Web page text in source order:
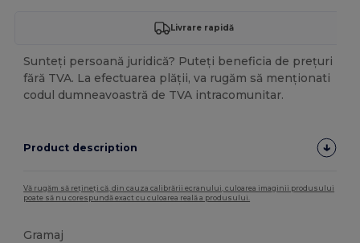
Livrare rapidă
Sunteți persoană juridică? Puteți beneficia de prețuri
fără TVA. La efectuarea plății, va rugăm să menționati
codul dumneavoastră de TVA intracomunitar.
Product description
Vă rugăm să rețineți că, din cauza calibrării ecranului, culoarea imaginii produsului
poate să nu corespundă exact cu culoarea reală a produsului.
Gramaj